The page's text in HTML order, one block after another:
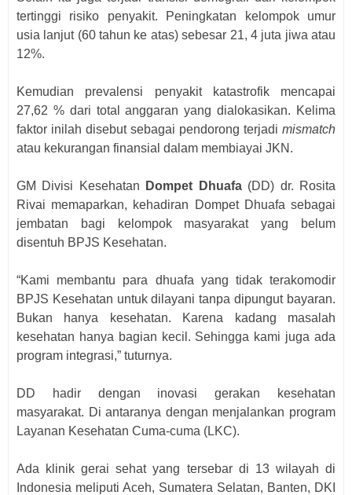
tertinggi risiko penyakit. Peningkatan kelompok umur
usia lanjut (60 tahun ke atas) sebesar 21, 4 juta jiwa atau
12%.
Kemudian prevalensi penyakit katastrofik mencapai
27,62 % dari total anggaran yang dialokasikan. Kelima
faktor inilah disebut sebagai pendorong terjadi mismatch
atau kekurangan finansial dalam membiayai JKN.
GM Divisi Kesehatan Dompet Dhuafa(DD) dr. Rosita
Rivai memaparkan, kehadiran Dompet Dhuafa sebagai
jembatan bagi kelompok masyarakat yang belum
disentuh BPJS Kesehatan.
“Kami membantu para dhuafa yang tidak terakomodir
BPJS Kesehatan untuk dilayani tanpa dipungut bayaran.
Bukan hanya kesehatan. Karena kadang masalah
kesehatan hanya bagian kecil. Sehingga kami juga ada
program integrasi,” tuturnya.
DD hadir dengan inovasi gerakan kesehatan
masyarakat. Di antaranya dengan menjalankan program
Layanan Kesehatan Cuma-cuma (LKC).
Ada klinik gerai sehat yang tersebar di 13 wilayah di
Indonesia meliputi Aceh, Sumatera Selatan, Banten, DKI